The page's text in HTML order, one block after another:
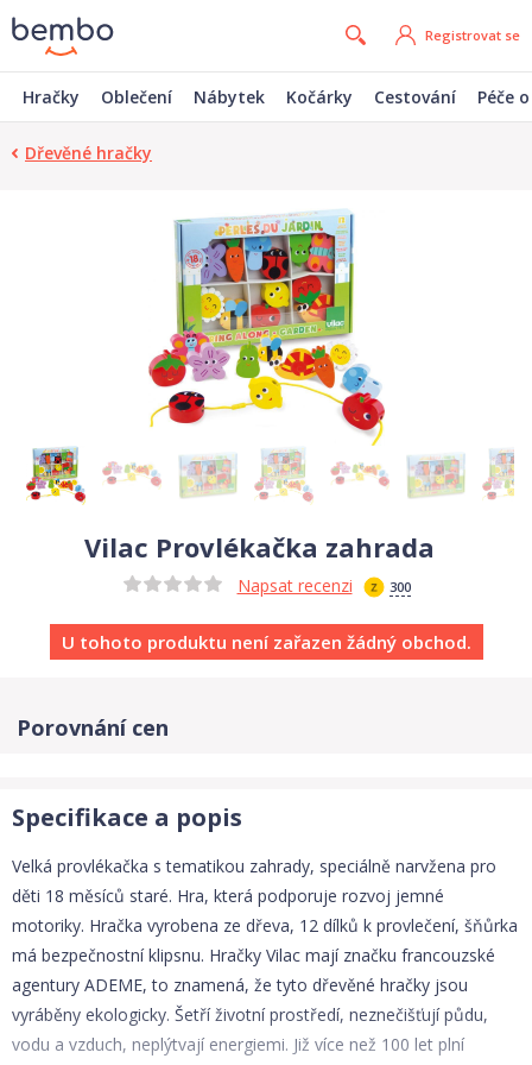
Registrovat se
Hračky Oblečení Nábytek Kočárky Cestování Péče
Dřevěné hračky
Vilac Provlékačka zahrada
Napsat recenzi 300
U tohoto produktu není zařazen žádný obchod.
Porovnání cen
Specifikace a popis
Velká provlékačka s tematikou zahrady, speciálně narvžena pro
děti 18 měsíců staré. Hra, která podporuje rozvoj jemné
motoriky. Hračka vyrobena ze dřeva, 12 dílků k provlečení, šňůrka
má bezpečnostní klipsnu. Hračky Vilac mají značku francouzské
agentury ADEME, to znamená, že tyto dřevěné hračky jsou
vyráběny ekologicky. Šetří životní prostředí, neznečišťují půdu,
vodu a vzduch, neplýtvají energiemi. Již více než 100 let plní